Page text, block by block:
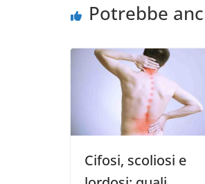
Potrebbe
Cifosi, scoliosi e